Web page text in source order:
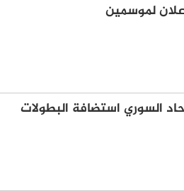
لموسمين
السوري استضافة البطولات